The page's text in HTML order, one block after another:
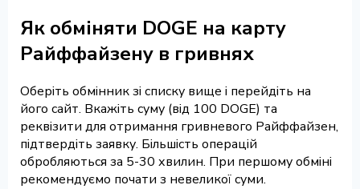
Як обміняти DOGE на карту
Райффайзену в гривнях
Оберіть обмінник зі списку вище і перейдіть на
його сайт. Вкажіть суму (від 100 DOGE) та
реквізити для отримання гривневого Райффайзен,
підтвердіть заявку. Більшість операцій
обробляються за 5-30 хвилин. При першому обміні
рекомендуємо почати з невеликої суми.